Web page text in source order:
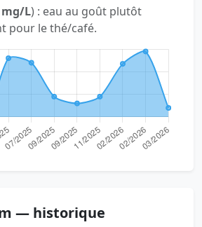
mg/L) : eau au goût plutôt
pour le thé/café.
— historique